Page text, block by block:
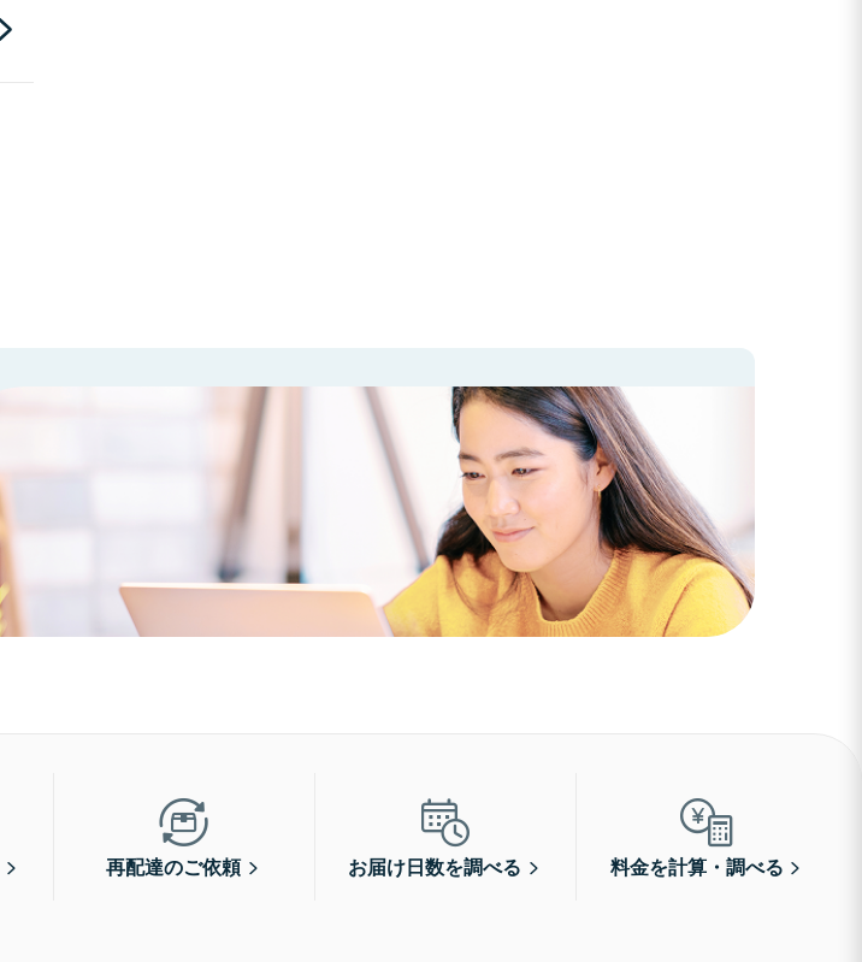
再配達のご依頼 お届け日数を調べる 料金を計算・調べる